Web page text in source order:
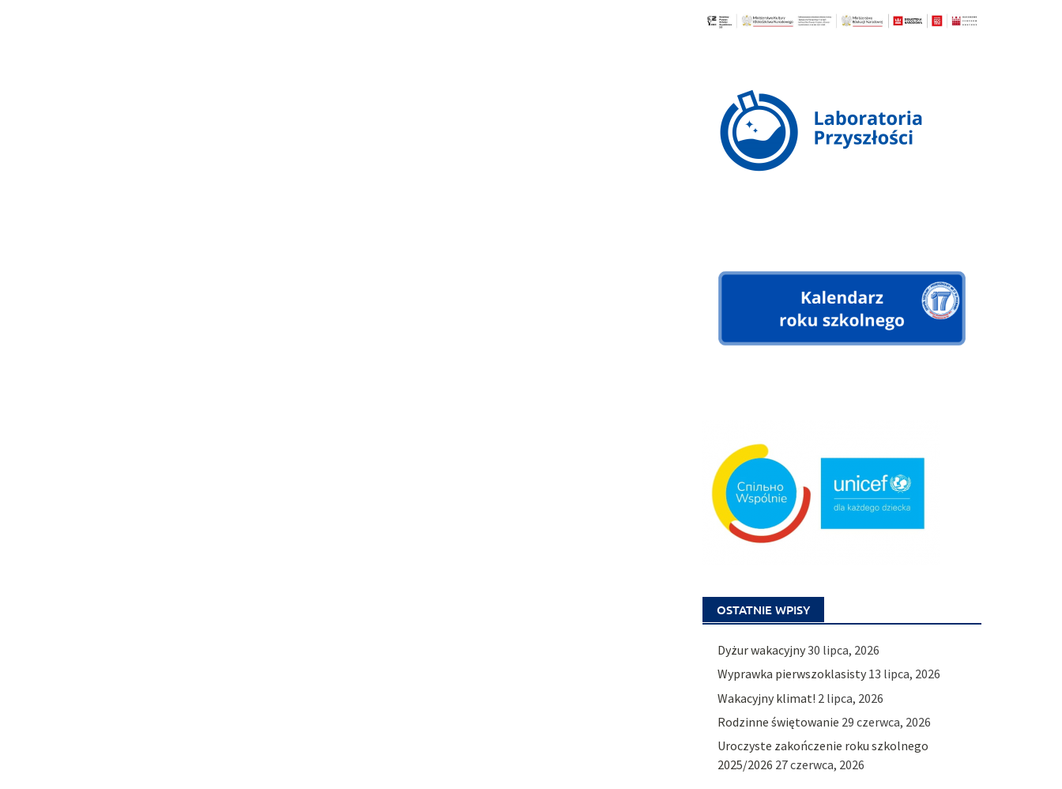
OSTATNIE WPISY
Dyżur wakacyjny30 lipca, 2026
Wyprawka pierwszoklasisty 13 lipca, 2026
Wakacyjny klimat! 2 lipca, 2026
Rodzinne świętowanie 29 czerwca, 2026
Uroczyste zakończenie roku szkolnego
2025/2026 27 czerwca, 2026